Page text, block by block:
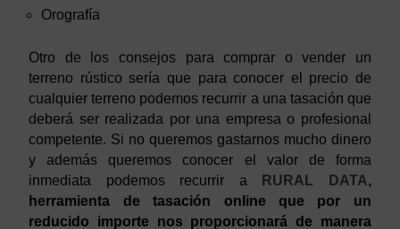
Orografía
Otro de los consejos para comprar o vender un
terreno rústico sería que para conocer el precio de
cualquier terreno podemos recurrir a una tasación que
deberá ser realizada por una empresa o profesional
competente. Si no queremos gastarnos mucho dinero
y además queremos conocer el valor de forma
inmediata podemos recurrir a
RURAL DATA,
herramienta de tasación online que por un
reducido importe nos proporcionará de manera